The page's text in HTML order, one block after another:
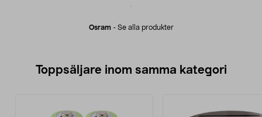
Osram- Se alla produkter
Toppsäljare inom samma kategori